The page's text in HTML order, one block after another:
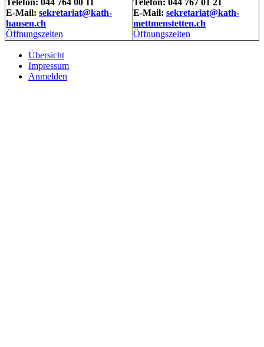
Telefon: 044 764 00 11
E-Mail: sekretariat@kath-
hausen.ch
Öffnungszeiten
Telefon: 044 767 01 21
E-Mail: sekretariat@kath-
mettmenstetten.ch
Öffnungszeiten
Übersicht
Impressum
Anmelden